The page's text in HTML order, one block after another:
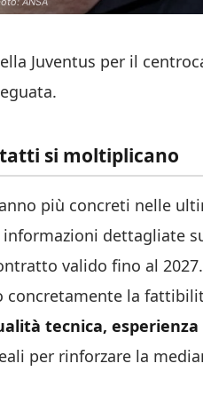
Juventus per il
si moltiplicano
più concreti nelle
dettagliate
valido fino al
la
tecnica,
per rinforzare la